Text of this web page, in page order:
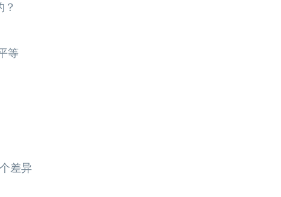
等
差异